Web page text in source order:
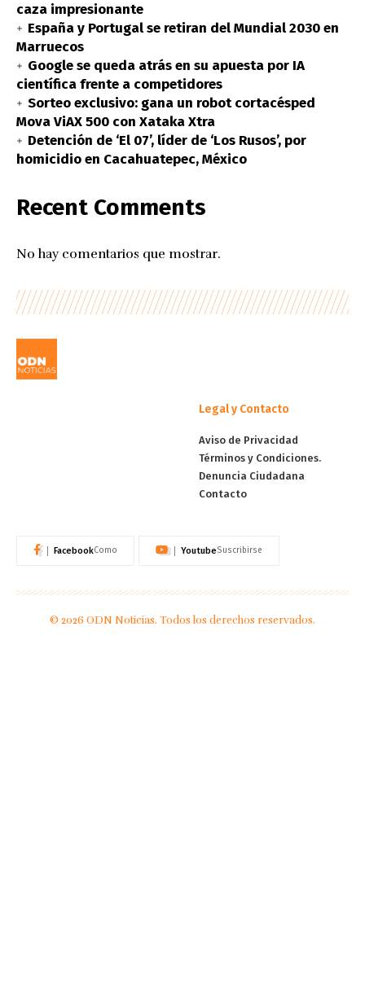
caza impresionante
España y Portugal se retiran del Mundial 2030 en
Marruecos
Google se queda atrás en su apuesta por IA
científica frente a competidores
Sorteo exclusivo: gana un robot cortacésped
Mova ViAX 500 con Xataka Xtra
Detención de ‘El 07’, líder de ‘Los Rusos’, por
homicidio en Cacahuatepec, México
Recent Comments
No hay comentarios que mostrar.
Legal y Contacto
Aviso de Privacidad
Términos y Condiciones.
Denuncia Ciudadana
Contacto
FacebookComo YoutubeSuscribirse
© 2026 ODN Noticias. Todos los derechos reservados.